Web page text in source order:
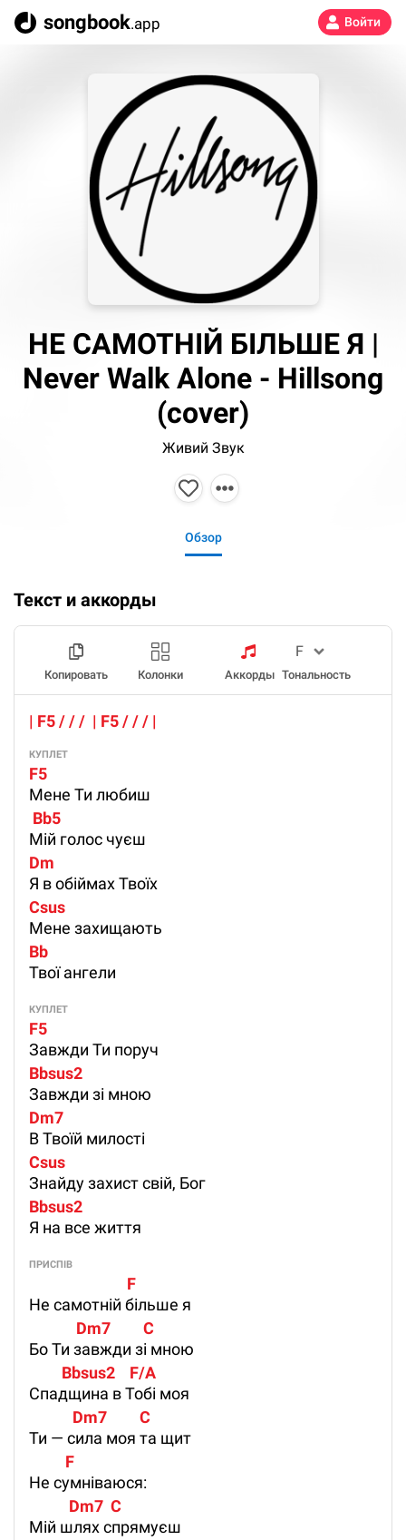
songbook.app Войти
НЕ САМОТНІЙ БІЛЬШЕ Я |
Never Walk Alone - Hillsong
(cover)
Живий Звук
Обзор
Текст и аккорды
Копировать Колонки Аккорды Тональность
| F5 / / /  | F5 / / / |
КУПЛЕТ
F5
Мене Ти любиш
Bb5
Мій голос чуєш
Dm
Я в обіймах Твоїх
Csus
Мене захищають
Bb
Твої ангели
КУПЛЕТ
F5
Завжди Ти поруч
Bbsus2
Завжди зі мною
Dm7
В Твоїй милості
Csus
Знайду захист свій, Бог
Bbsus2
Я на все життя
ПРИСПІВ
                           F
Не самотній більше я
             Dm7         C
Бо Ти завжди зі мною
         Bbsus2    F/A
Спадщина в Тобі моя
            Dm7         C
Ти — сила моя та щит
          F
Не сумніваюся:
           Dm7  C
Мій шлях спрямуєш